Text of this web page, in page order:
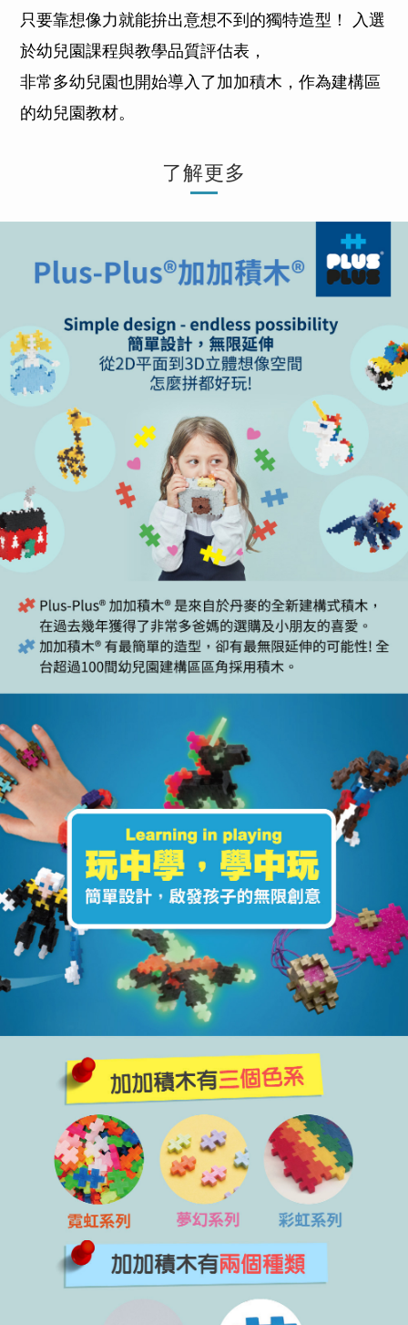
只要靠想像力就能拚出意想不到的獨特造型！ 入選
於幼兒園課程與教學品質評估表，
非常多幼兒園也開始導入了加加積木，作為建構區
的幼兒園教材。
了解更多